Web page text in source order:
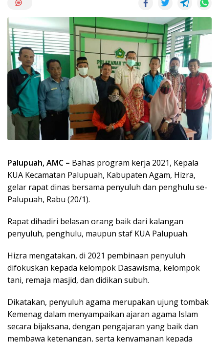
Palupuah, AMC – Bahas program kerja 2021, Kepala
KUA Kecamatan Palupuah, Kabupaten Agam, Hizra,
gelar rapat dinas bersama penyuluh dan penghulu se-
Palupuah, Rabu (20/1).
Rapat dihadiri belasan orang baik dari kalangan
penyuluh, penghulu, maupun staf KUA Palupuah.
Hizra mengatakan, di 2021 pembinaan penyuluh
difokuskan kepada kelompok Dasawisma, kelompok
tani, remaja masjid, dan didikan subuh.
Dikatakan, penyuluh agama merupakan ujung tombak
Kemenag dalam menyampaikan ajaran agama Islam
secara bijaksana, dengan pengajaran yang baik dan
membawa ketenangan, serta kenyamanan kepada